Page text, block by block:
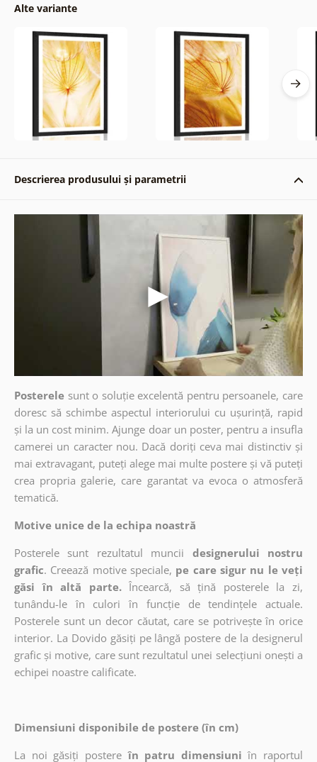
Alte variante
Descrierea produsului și parametrii
Posterele sunt o soluție excelentă pentru persoanele, care
doresc să schimbe aspectul interiorului cu ușurință, rapid
și la un cost minim. Ajunge doar un poster, pentru a insufla
camerei un caracter nou. Dacă doriți ceva mai distinctiv și
mai extravagant, puteți alege mai multe postere și vă puteți
crea propria galerie, care garantat va evoca o atmosferă
tematică.
Motive unice de la echipa noastră
Posterele sunt rezultatul muncii
designerului nostru
grafic. Creează motive speciale, pe care sigur nu le veți
găsi în altă parte. Încearcă, să țină posterele la zi,
tunându-le în culori în funcție de tendințele actuale.
Posterele sunt un decor căutat, care se potrivește în orice
interior. La Dovido găsiți pe lângă postere de la designerul
grafic și motive, care sunt rezultatul unei selecțiuni onești a
echipei noastre calificate.
Dimensiuni disponibile de postere (în cm)
La noi găsiți postere în patru dimensiuni în raportul